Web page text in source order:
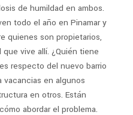
de humildad en ambos.
todo el año en Pinamar y
quienes son propietarios,
vive allí. ¿Quién tiene
respecto del nuevo barrio
vacancias en algunos
en otros. Están
abordar el problema.